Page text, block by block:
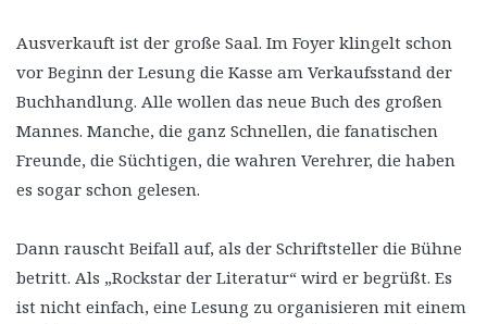
Ausverkauft ist der große Saal. Im Foyer klingelt schon
vor Beginn der Lesung die Kasse am Verkaufsstand der
Buchhandlung. Alle wollen das neue Buch des großen
Mannes. Manche, die ganz Schnellen, die fanatischen
Freunde, die Süchtigen, die wahren Verehrer, die haben
es sogar schon gelesen.
Dann rauscht Beifall auf, als der Schriftsteller die Bühne
betritt. Als „Rockstar der Literatur“ wird er begrüßt. Es
ist nicht einfach, eine Lesung zu organisieren mit einem